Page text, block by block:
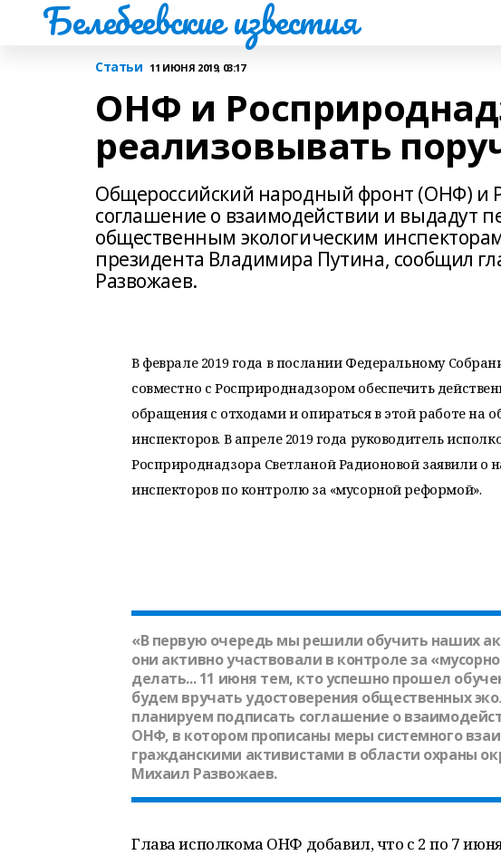
Белебеевские известия
Статьи 11 ИЮНЯ 2019, 03:17
ОНФ и
реализовывать
Общероссийский народный фронт (ОНФ) и
соглашение о взаимодействии и выдадут
общественным экологическим
президента Владимира Путина, сообщил
Развожаев.
В феврале 2019 года в послании Федеральному
совместно с Росприроднадзором обеспечить
обращения с отходами и опираться в этой работе на
инспекторов. В апреле 2019 года руководитель
Росприроднадзора Светланой Радионовой заявили о
инспекторов по контролю за «мусорной реформой».
«В первую очередь мы решили обучить наших
они активно участвовали в контроле за
делать... 11 июня тем, кто успешно прошел
будем вручать удостоверения общественных
планируем подписать соглашение о
ОНФ, в котором прописаны меры системного
гражданскими активистами в области охраны
Михаил Развожаев.
Глава исполкома ОНФ добавил, что с 2 по 7